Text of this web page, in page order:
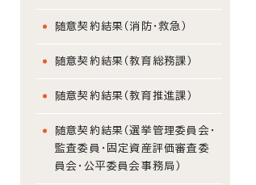
随意契約結果（消防・救急）
随意契約結果（教育総務課）
随意契約結果（教育推進課）
随意契約結果（選挙管理委員会・
監査委員・固定資産評価審査委
員会・公平委員会事務局）